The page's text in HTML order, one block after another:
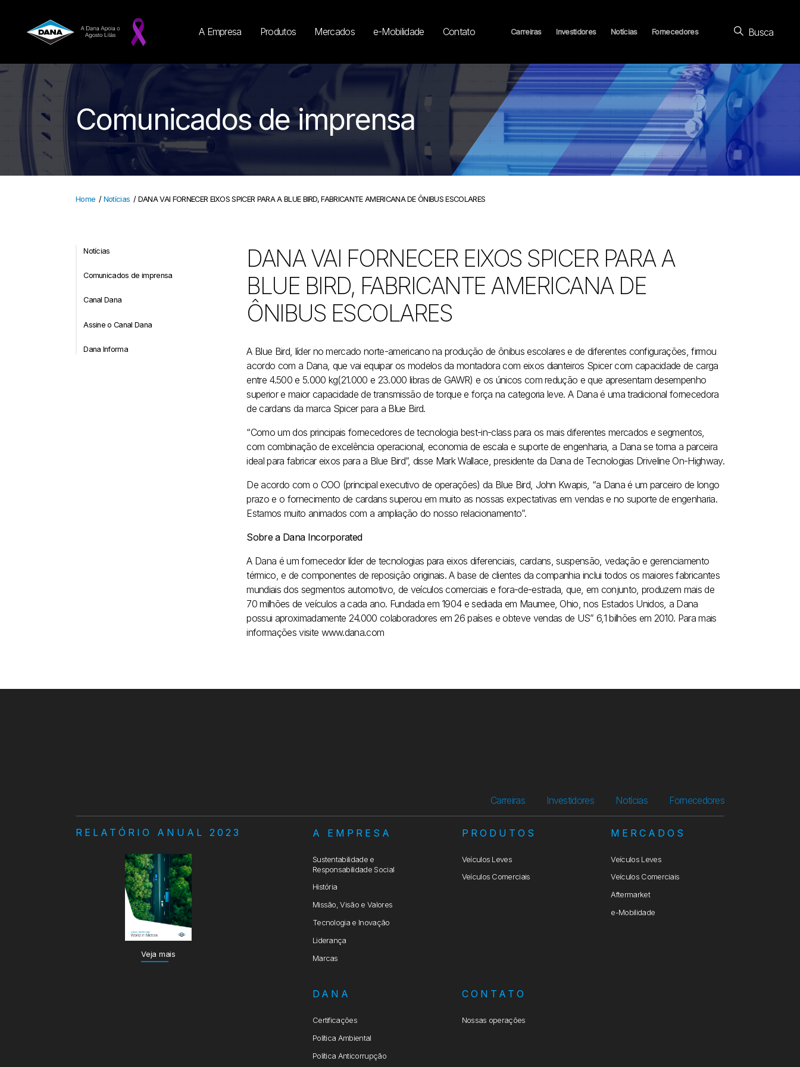
A Empresa Produtos Mercados e-Mobilidade Contato Carreiras Investidores Notícias Fornecedores Busca
Comunicados de imprensa
Home / Notícias / DANA VAI FORNECER EIXOS SPICER PARA A BLUE BIRD, FABRICANTE AMERICANA DE ÔNIBUS ESCOLARES
Notícias
Comunicados de imprensa
Canal Dana
Assine o Canal Dana
Dana Informa
DANA VAI FORNECER EIXOS SPICER PARA A
BLUE BIRD, FABRICANTE AMERICANA DE
ÔNIBUS ESCOLARES
A Blue Bird, líder no mercado norte-americano na produção de ônibus escolares e de diferentes configurações, firmou
acordo com a Dana, que vai equipar os modelos da montadora com eixos dianteiros Spicer com capacidade de carga
entre 4.500 e 5.000 kg(21.000 e 23.000 libras de GAWR) e os únicos com redução e que apresentam desempenho
superior e maior capacidade de transmissão de torque e força na categoria leve. A Dana é uma tradicional fornecedora
de cardans da marca Spicer para a Blue Bird.
“Como um dos principais fornecedores de tecnologia best-in-class para os mais diferentes mercados e segmentos,
com combinação de excelência operacional, economia de escala e suporte de engenharia, a Dana se torna a parceira
ideal para fabricar eixos para a Blue Bird”, disse Mark Wallace, presidente da Dana de Tecnologias Driveline On-Highway.
De acordo com o COO (principal executivo de operações) da Blue Bird, John Kwapis, “a Dana é um parceiro de longo
prazo e o fornecimento de cardans superou em muito as nossas expectativas em vendas e no suporte de engenharia.
Estamos muito animados com a ampliação do nosso relacionamento”.
Sobre a Dana Incorporated
A Dana é um fornecedor líder de tecnologias para eixos diferenciais, cardans, suspensão, vedação e gerenciamento
térmico, e de componentes de reposição originais. A base de clientes da companhia inclui todos os maiores fabricantes
mundiais dos segmentos automotivo, de veículos comerciais e fora-de-estrada, que, em conjunto, produzem mais de
70 milhões de veículos a cada ano. Fundada em 1904 e sediada em Maumee, Ohio, nos Estados Unidos, a Dana
possui aproximadamente 24.000 colaboradores em 26 países e obteve vendas de US” 6,1 bilhões em 2010. Para mais
informações visite www.dana.com
Carreiras Investidores Notícias Fornecedores
RELATÓRIO ANUAL 2023
Veja mais
A EMPRESA
Sustentabilidade e
Responsabilidade Social
História
Missão, Visão e Valores
Tecnologia e Inovação
Liderança
Marcas
PRODUTOS
Veículos Leves
Veículos Comerciais
MERCADOS
Veículos Leves
Veículos Comerciais
Aftermarket
e-Mobilidade
DANA
Certificações
Política Ambiental
Política Anticorrupção
CONTATO
Nossas operações